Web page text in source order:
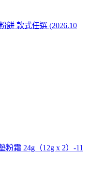
餅 款式任選 (2026.10
霜 24g（12g x 2）-11